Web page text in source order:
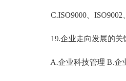
C.ISO9000、ISO9002
19.企业走向发展的关
A.企业科技管理 B.企